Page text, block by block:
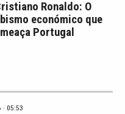
Ronaldo: O
económico que
Portugal
· 05:53